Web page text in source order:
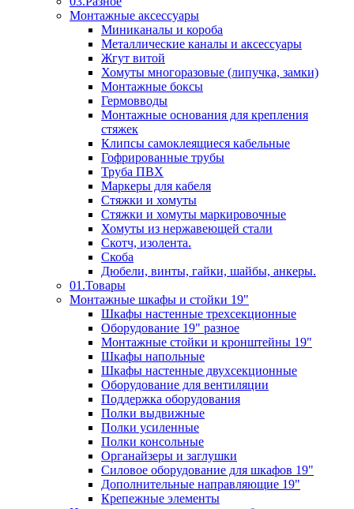
Монтажные аксессуары
Миниканалы и короба
Металлические каналы и аксессуары
Жгут витой
Хомуты многоразовые (липучка, замки)
Монтажные боксы
Гермовводы
Монтажные основания для крепления
стяжек
Клипсы самоклеящиеся кабельные
Гофрированные трубы
Труба ПВХ
Маркеры для кабеля
Стяжки и хомуты
Стяжки и хомуты маркировочные
Хомуты из нержавеющей стали
Скотч, изолента.
Скоба
Дюбели, винты, гайки, шайбы, анкеры.
01.Товары
Монтажные шкафы и стойки 19"
Шкафы настенные трехсекционные
Оборудование 19" разное
Монтажные стойки и кронштейны 19"
Шкафы напольные
Шкафы настенные двухсекционные
Оборудование для вентиляции
Поддержка оборудования
Полки выдвижные
Полки усиленные
Полки консольные
Органайзеры и заглушки
Силовое оборудование для шкафов 19"
Дополнительные направляющие 19"
Крепежные элементы